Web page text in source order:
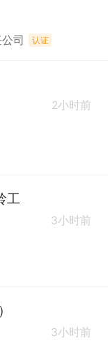
司 认证
2小时前
工
3小时前
3小时前